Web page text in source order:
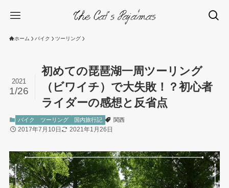
ホーム バイク ツーリング
初めての琵琶湖一周ツーリング
（ビワイチ）で大失敗！？初心者
ライダーの感想と反省点
2021
1/26
バイク ツーリング 国内旅行記 関西
2017年7月10日 2021年1月26日